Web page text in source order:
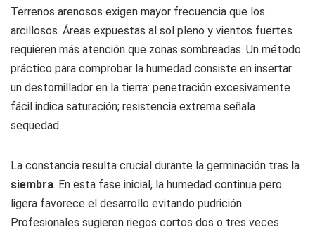
Terrenos arenosos exigen mayor frecuencia que los
arcillosos. Áreas expuestas al sol pleno y vientos fuertes
requieren más atención que zonas sombreadas. Un método
práctico para comprobar la humedad consiste en insertar
un destornillador en la tierra: penetración excesivamente
fácil indica saturación; resistencia extrema señala
sequedad.
La constancia resulta crucial durante la germinación tras la
siembra. En esta fase inicial, la humedad continua pero
ligera favorece el desarrollo evitando pudrición.
Profesionales sugieren riegos cortos dos o tres veces